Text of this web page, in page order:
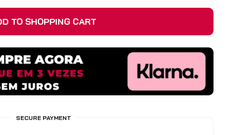
TO SHOPPING CART
SECURE PAYMENT